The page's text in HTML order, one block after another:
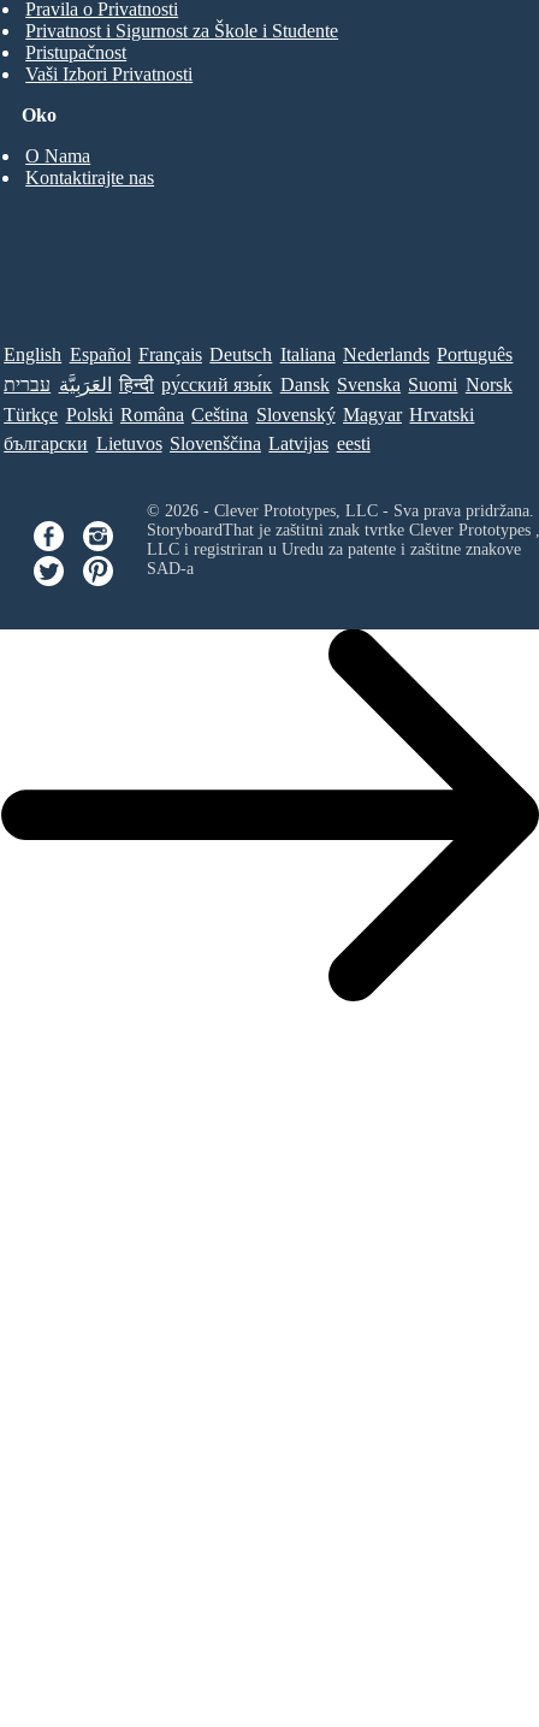
Oko
O Nama
Kontaktirajte nas
Pravila o Privatnosti
Privatnost i Sigurnost za Škole i Studente
Pristupačnost
Vaši Izbori Privatnosti
English Español Français Deutsch Italiana Nederlands Português
עברית العَرَبِيَّة हिन्दी ру́сский язы́к Dansk Svenska Suomi Norsk
Türkçe Polski Româna Ceština Slovenský Magyar Hrvatski
български Lietuvos Slovenščina Latvijas eesti
© 2026 - Clever Prototypes, LLC - Sva prava pridržana.
StoryboardThat je zaštitni znak tvrtke Clever Prototypes ,
LLCi registriran u Uredu za patente i zaštitne znakove
SAD-a